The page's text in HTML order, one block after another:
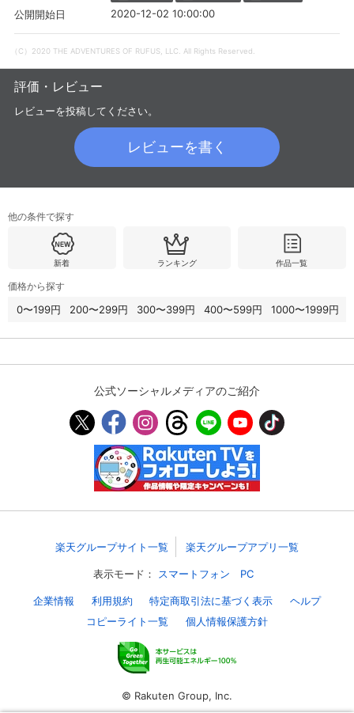
会員設定 閉じる
会員情報変更
４ヵ月分の購入明細の確認が可能です。
現在獲得済みのお得なクーポンを確認でき
ます。
す。お気に入りに追加した作品の削除も可
サイト内の閲覧履歴を確認できます。履歴
す。
公開開始日
2020-12-02 10:00:00
（C）2020 THE ADVENTURES OF RUFUS, LLC. All Rights Reserved.
評価・レビュー
レビューを投稿してください。
レビューを書く
他の条件で探す
新着 ランキング 作品一覧
価格から探す
0〜199円 200〜299円 300〜399円 400〜599円 1000〜1999円
公式ソーシャルメディアのご紹介
楽天グループサイト一覧 楽天グループアプリ一覧
表示モード： スマートフォン PC
企業情報 利用規約 特定商取引法に基づく表示
ヘルプ
コピーライト一覧
個人情報保護方針
© Rakuten Group, Inc.